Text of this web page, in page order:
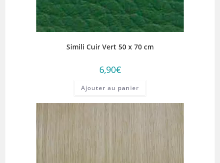
Simili Cuir Vert 50 x 70 cm
6,90€
Ajouter au panier